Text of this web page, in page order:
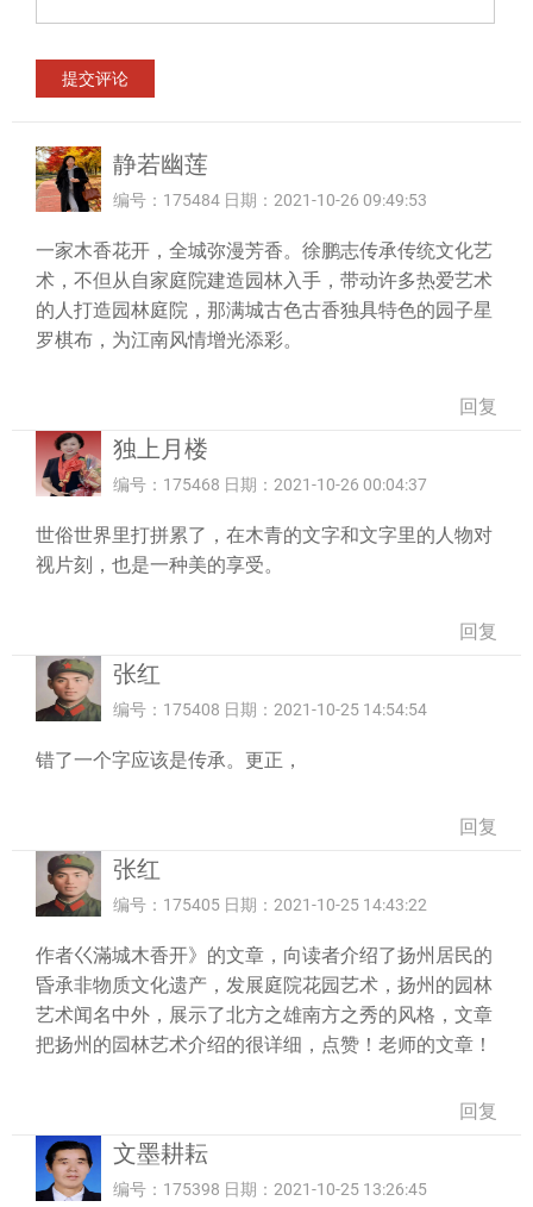
静若幽莲
编号：175484 日期：2021-10-26 09:49:53
一家木香花开，全城弥漫芳香。徐鹏志传承传统文化艺
术，不但从自家庭院建造园林入手，带动许多热爱艺术
的人打造园林庭院，那满城古色古香独具特色的园子星
罗棋布，为江南风情增光添彩。
回复
独上月楼
编号：175468 日期：2021-10-26 00:04:37
世俗世界里打拼累了，在木青的文字和文字里的人物对
视片刻，也是一种美的享受。
回复
张红
编号：175408 日期：2021-10-25 14:54:54
错了一个字应该是传承。更正，
回复
张红
编号：175405 日期：2021-10-25 14:43:22
作者巜滿城木香开》的文章，向读者介绍了扬州居民的
昏承非物质文化遗产，发展庭院花园艺术，扬州的园林
艺术闻名中外，展示了北方之雄南方之秀的风格，文章
把扬州的囩林艺术介绍的很详细，点赞！老师的文章！
回复
文墨耕耘
编号：175398 日期：2021-10-25 13:26:45